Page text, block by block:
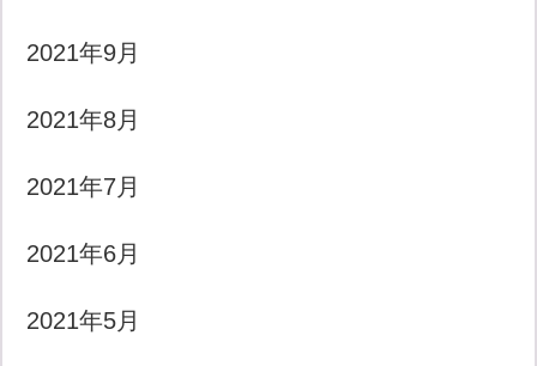
2021年9月
2021年8月
2021年7月
2021年6月
2021年5月